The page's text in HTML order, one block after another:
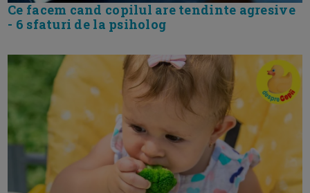
Ce facem cand copilul are tendinte agresive
- 6 sfaturi de la psiholog